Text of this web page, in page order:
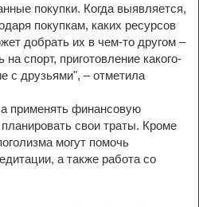
покупки. Когда выявляется,
покупкам, каких ресурсов
добрать их в чем-то другом –
спорт, приготовление какого-
с друзьями", – отметила
применять финансовую
свои траты. Кроме
могут помочь
а также работа со